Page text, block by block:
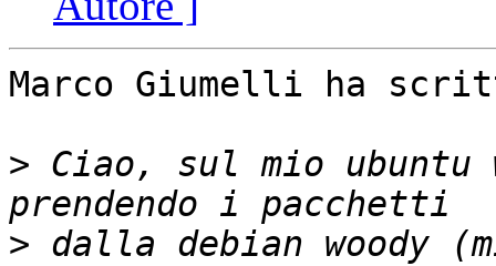
Marco Giumelli ha
> Ciao, sul mio
> dalla debian woody